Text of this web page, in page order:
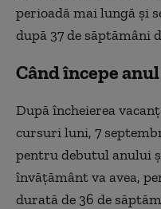
perioadă mai lungă și
după 37 de săptămâni
Când începe
După încheierea
cursuri luni, 7
pentru debutul anului
învățământ va avea,
durată de 36 de